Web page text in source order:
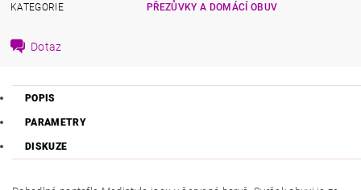
KATEGORIE
PŘEZŮVKY A DOMÁCÍ OBUV
Dotaz
POPIS
PARAMETRY
DISKUZE